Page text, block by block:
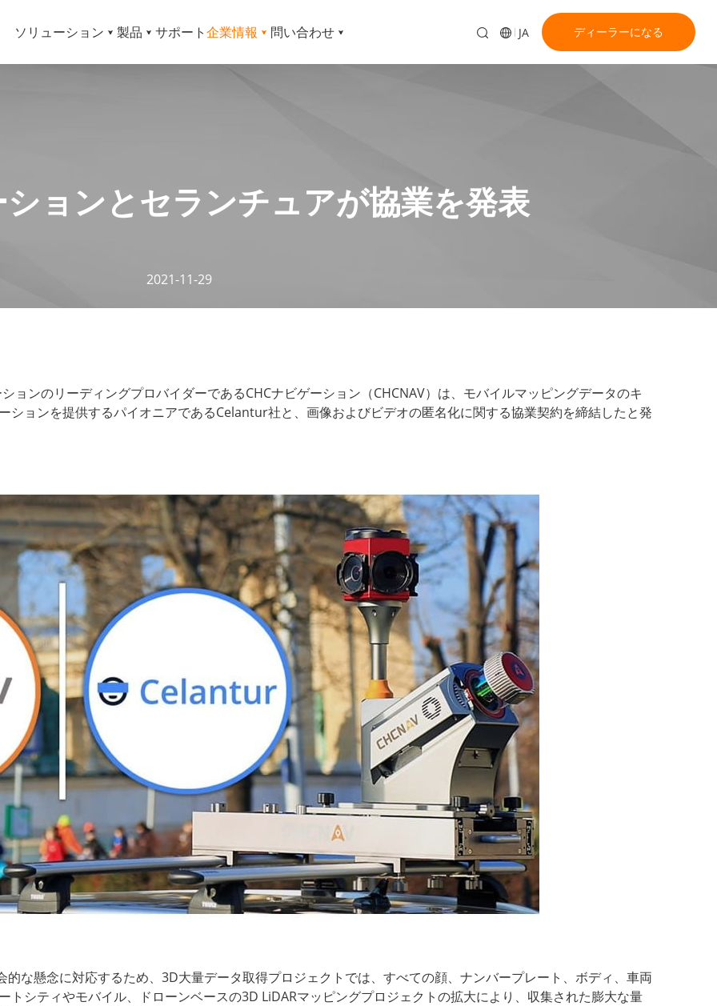
ソリューション 製品 サポート企業情報 問い合わせ JA ディーラーになる
ションとセランチュアが協業を発表
2021-11-29
ョンのリーディングプロバイダーであるCHCナビゲーション（CHCNAV）は、モバイルマッピングデータのキ
ションを提供するパイオニアであるCelantur社と、画像およびビデオの匿名化に関する協業契約を締結したと発
な懸念に対応するため、3D大量データ取得プロジェクトでは、すべての顔、ナンバープレート、ボディ、車両
トシティやモバイル、ドローンベースの3D LiDARマッピングプロジェクトの拡大により、収集された膨大な量